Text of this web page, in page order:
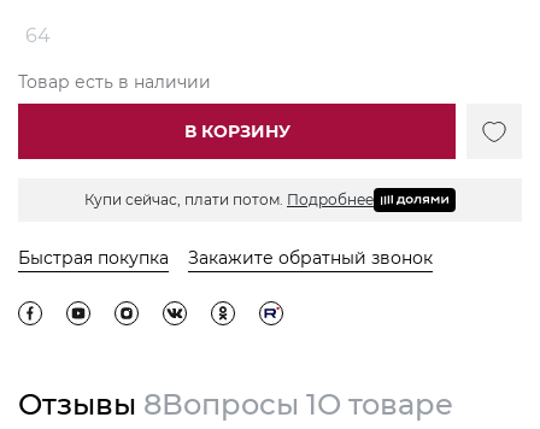
64
Товар есть в наличии
В КОРЗИНУ
Купи сейчас, плати потом. Подробнее
Быстрая покупка Закажите обратный звонок
Отзывы 8Вопросы 1О товаре